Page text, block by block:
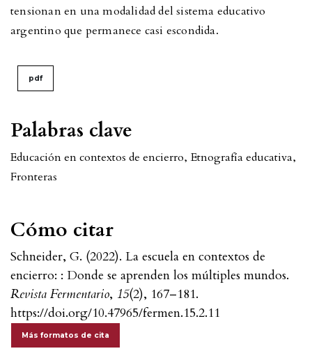
Palabras clave
Educación en contextos de encierro, Etnografía educativa,
Fronteras
Cómo citar
Schneider, G. (2022). La escuela en contextos de
encierro: : Donde se aprenden los múltiples mundos.
Revista Fermentario, 15(2), 167–181.
https://doi.org/10.47965/fermen.15.2.11
Más formatos de cita
tensionan en una modalidad del sistema educativo
argentino que permanece casi escondida.
pdf